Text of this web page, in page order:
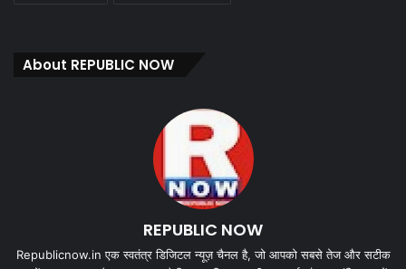
About REPUBLIC NOW
REPUBLIC NOW
Republicnow.in एक स्वतंत्र डिजिटल न्यूज़ चैनल है, जो आपको सबसे तेज और सटीक